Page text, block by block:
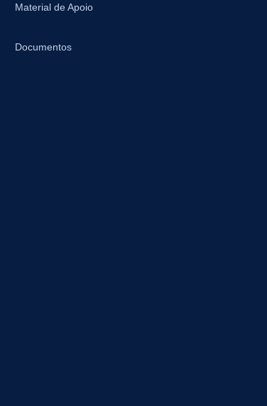
Material de Apoio
Documentos